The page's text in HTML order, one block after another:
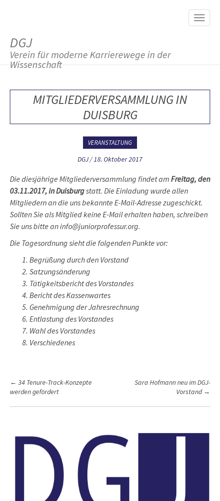
M
DGJ
Verein für moderne Karrierewege in der
Wissenschaft
MITGLIEDERVERSAMMLUNG IN
DUISBURG
VERANSTALTUNG
DGJ/18. Oktober 2017
Die diesjährige Mitgliederversammlung findet am Freitag, den
03.11.2017, in Duisburgstatt. Die Einladung wurde allen
Mitgliedern an die uns bekannte E-Mail-Adresse zugeschickt.
Sollten Sie als Mitglied keine E-Mail erhalten haben, schreiben
Sie uns bitte an info@juniorprofessur.org.
Die Tagesordnung sieht die folgenden Punkte vor:
Begrüßung durch den Vorstand
Satzungsänderung
Tätigkeitsbericht des Vorstandes
Bericht des Kassenwartes
Genehmigung der Jahresrechnung
Entlastung des Vorstandes
Wahl des Vorstandes
Verschiedenes
P
o
s
n
← 34 Tenure-Track-Konzepte
werden gefördert
Sara Hofmann neu im DGJ-
Vorstand →